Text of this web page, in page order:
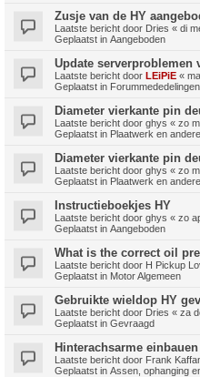
Zusje van de HY
Laatste bericht door Dries « di
Geplaatst in Aangeboden
Update serverproblemen
Laatste bericht door LEiPiE «
Geplaatst in Forummededelingen
Diameter vierkante pin
Laatste bericht door ghys « zo
Geplaatst in Plaatwerk en
Diameter vierkante pin
Laatste bericht door ghys « zo
Geplaatst in Plaatwerk en
Instructieboekjes HY
Laatste bericht door ghys « zo
Geplaatst in Aangeboden
What is the correct oil
Laatste bericht door H Pickup
Geplaatst in Motor Algemeen
Gebruikte wieldop HY
Laatste bericht door Dries « za
Geplaatst in Gevraagd
Hinterachsarme einbauen
Laatste bericht door Frank
Geplaatst in Assen, ophanging